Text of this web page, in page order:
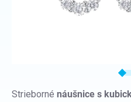
Strieborné náušnice s